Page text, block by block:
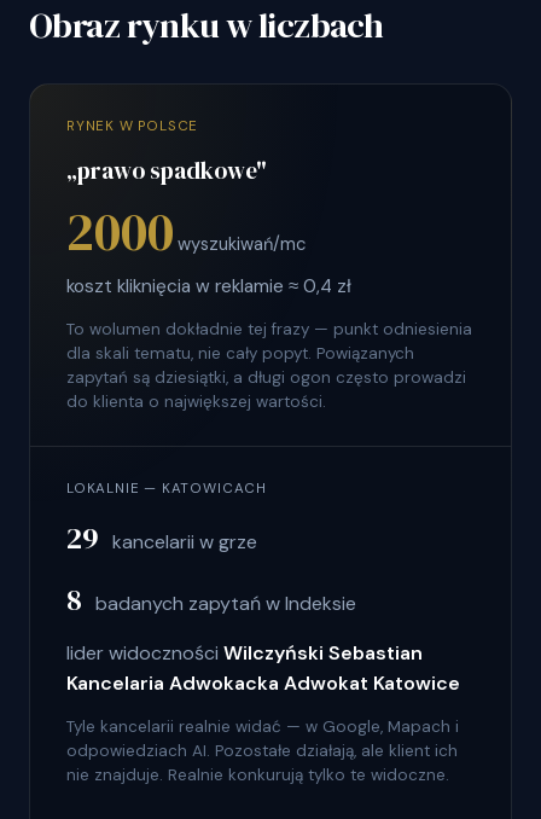
Obraz rynku w liczbach
RYNEK W POLSCE
„prawo spadkowe"
2000 wyszukiwań/mc
koszt kliknięcia w reklamie ≈ 0,4 zł
To wolumen dokładnie tej frazy — punkt odniesienia
dla skali tematu, nie cały popyt. Powiązanych
zapytań są dziesiątki, a długi ogon często prowadzi
do klienta o największej wartości.
LOKALNIE — KATOWICACH
29 kancelarii w grze
8 badanych zapytań w Indeksie
lider widoczności Wilczyński Sebastian
Kancelaria Adwokacka Adwokat Katowice
Tyle kancelarii realnie widać — w Google, Mapach i
odpowiedziach AI. Pozostałe działają, ale klient ich
nie znajduje. Realnie konkurują tylko te widoczne.